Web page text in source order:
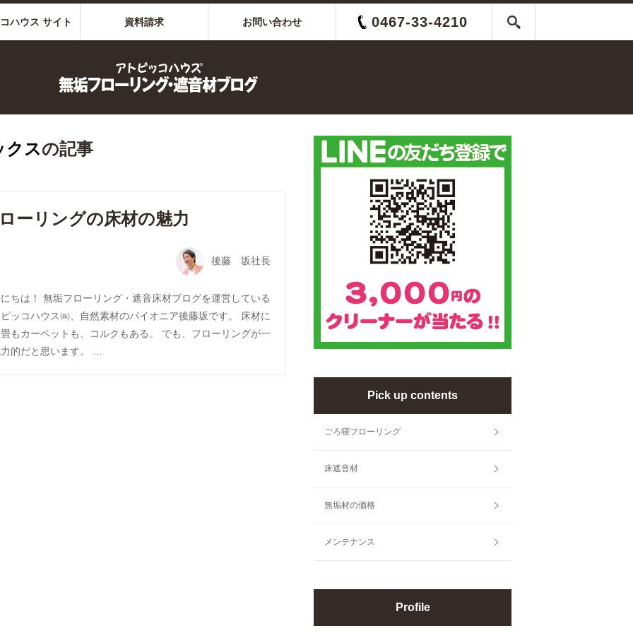
ハウス サイト 資料請求 お問い合わせ 0467-33-4210
クスの記事
ーリングの床材の魅力
後藤 坂社長
ちは！ 無垢フローリング・遮音床材ブログを運営している
ッコハウス㈱、自然素材のパイオニア後藤坂です。 床材に
もカーペットも、コルクもある。 でも、フローリングが一
的だと思います。 …
Pick up contents
ごろ寝フローリング
床遮音材
無垢材の価格
メンテナンス
Profile